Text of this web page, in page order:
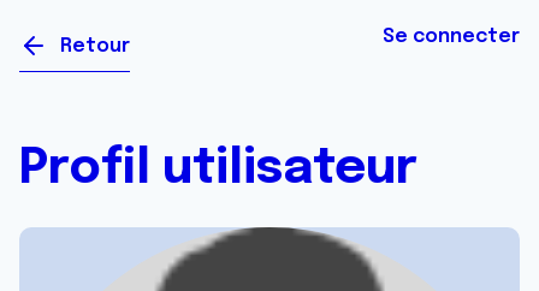
Retour Se connecter
Profil utilisateur